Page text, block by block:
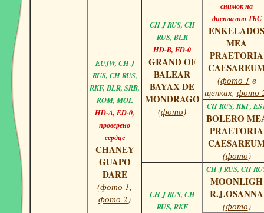
EUJW, CH J
RUS, CH RUS,
RKF, BLR, SRB,
ROM, MOL
HD-A, ED-0,
проверено
сердце
CHANEY
GUAPO
DARE
(фото 1,
фото 2)
CH J RUS, CH
RUS, BLR
HD-B, ED-0
GRAND OF
BALEAR
BAYAX DE
MONDRAGO
(фото)
снимок на
дисплазию ТБС
ENKELADOS
MEA
PRAETORIA
(фото 1 в
щенках, фото
CH RUS, RKF,
BOLERO
PRAETORIA
(фото)
CH J RUS, CH
RUS, RKF
CH J RUS, CH
MOONLIGH
R.J.OSANNA
(фото)